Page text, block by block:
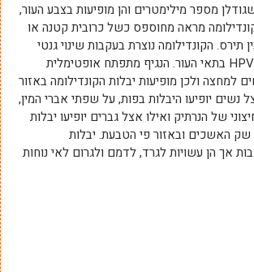
מספר מילימטרים והן מופיעות בצבע העור,
מראה מחוספס כשל כרובית קטנה או
הקונדילומה נוצרת בעקבות שינוי גנטי
אותו מחולל וירוס ה-HPV בתאי העור. הנגיף מתפתח אופטימלית
למחצה ולכן מופיעות יבלות הקונדילומה באזור
נשים יופיעו היבלות בפות, על שפתי אברי המין,
של הנרתיק ואילו אצל גברים יופיעו יבלות
שק האשכים ובאזור פי הטבעת. יבלות
אך הן עשויות לגרד, לדמם ולגרום לאי נוחות